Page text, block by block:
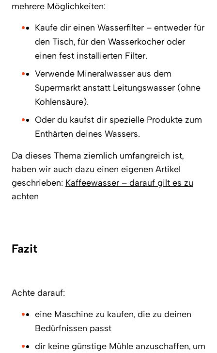
mehrere Möglichkeiten:
Kaufe dir einen Wasserfilter – entweder für
den Tisch, für den Wasserkocher oder
einen fest installierten Filter.
Verwende Mineralwasser aus dem
Supermarkt anstatt Leitungswasser (ohne
Kohlensäure).
Oder du kaufst dir spezielle Produkte zum
Enthärten deines Wassers.
Da dieses Thema ziemlich umfangreich ist,
haben wir auch dazu einen eigenen Artikel
geschrieben: Kaffeewasser – darauf gilt es zu
achten
Fazit
Achte darauf:
eine Maschine zu kaufen, die zu deinen
Bedürfnissen passt
dir keine günstige Mühle anzuschaffen, um